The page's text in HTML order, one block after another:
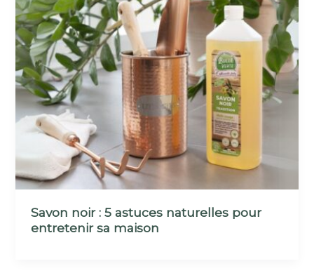
Savon noir : 5 astuces naturelles pour
entretenir sa maison